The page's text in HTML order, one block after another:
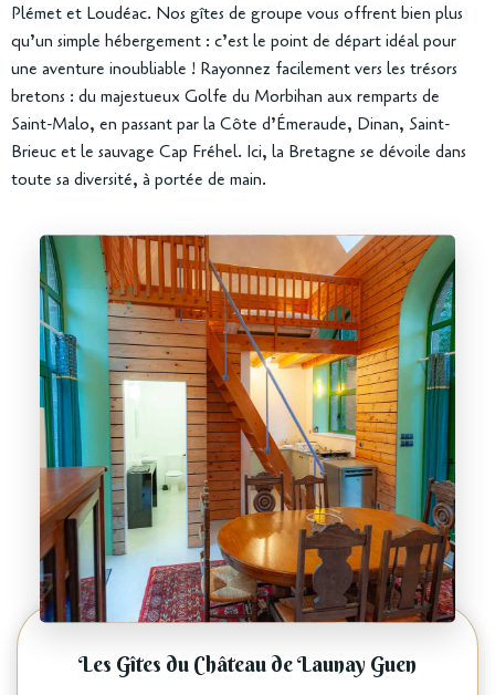
Plémet et Loudéac. Nos gîtes de groupe vous offrent bien plus
qu’un simple hébergement : c’est le point de départ idéal pour
une aventure inoubliable ! Rayonnez facilement vers les trésors
bretons : du majestueux Golfe du Morbihan aux remparts de
Saint-Malo, en passant par la Côte d’Émeraude, Dinan, Saint-
Brieuc et le sauvage Cap Fréhel. Ici, la Bretagne se dévoile dans
toute sa diversité, à portée de main.
Les Gîtes du Château de Launay Guen